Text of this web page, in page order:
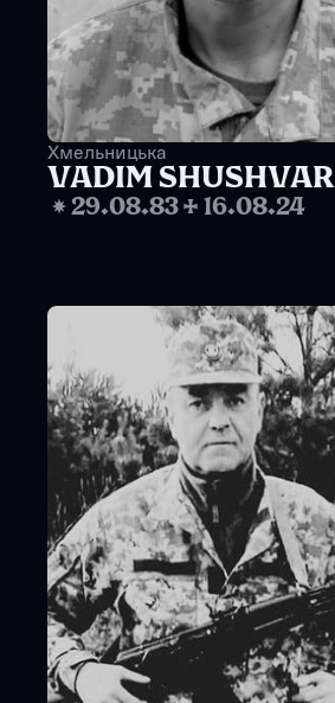
Хмельницька
VADIM SHUSHVAR
❋29.08.83✢ 16.08.24